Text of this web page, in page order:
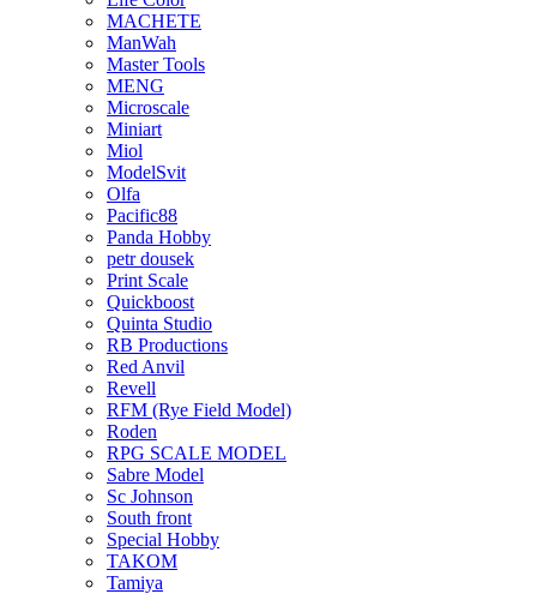
MACHETE
ManWah
Master Tools
MENG
Microscale
Miniart
Miol
ModelSvit
Olfa
Pacific88
Panda Hobby
petr dousek
Print Scale
Quickboost
Quinta Studio
RB Productions
Red Anvil
Revell
RFM (Rye Field Model)
Roden
RPG SCALE MODEL
Sabre Model
Sc Johnson
South front
Special Hobby
TAKOM
Tamiya